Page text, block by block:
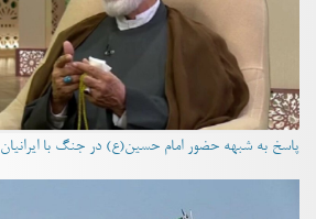
پاسخ به شبهه حضور امام حسین(ع) در جنگ با ایرانیان